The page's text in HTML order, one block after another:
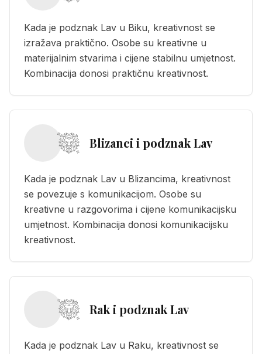
Kada je podznak Lav u Biku, kreativnost se
izražava praktično. Osobe su kreativne u
materijalnim stvarima i cijene stabilnu umjetnost.
Kombinacija donosi praktičnu kreativnost.
Blizanci i podznak Lav
Kada je podznak Lav u Blizancima, kreativnost
se povezuje s komunikacijom. Osobe su
kreativne u razgovorima i cijene komunikacijsku
umjetnost. Kombinacija donosi komunikacijsku
kreativnost.
Rak i podznak Lav
Kada je podznak Lav u Raku, kreativnost se